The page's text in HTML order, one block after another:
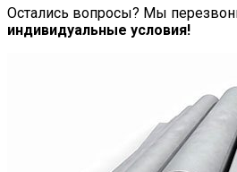
Остались вопросы? Мы
индивидуальные условия!